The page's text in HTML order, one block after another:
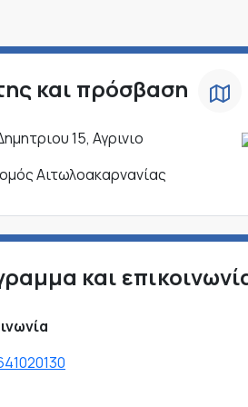
και πρόσβαση
15, Αγρινιο
Αιτωλοακαρνανίας
και